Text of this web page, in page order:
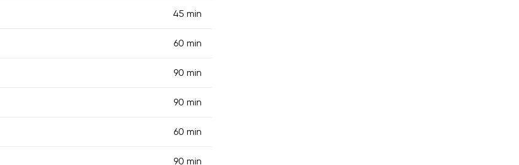
45 min
60 min
90 min
90 min
60 min
90 min